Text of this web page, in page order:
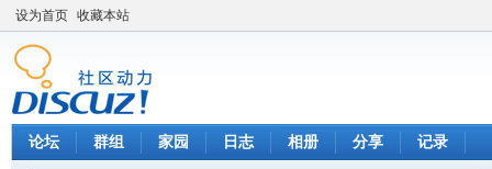
设为首页 收藏本站
论坛 群组 家园 日志 相册 分享 记录